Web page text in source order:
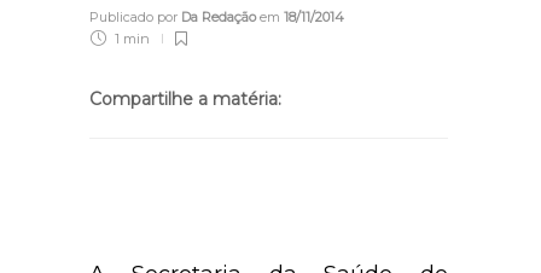
Publicado por Da Redaçãoem 18/11/2014
1 min
Compartilhe a matéria: